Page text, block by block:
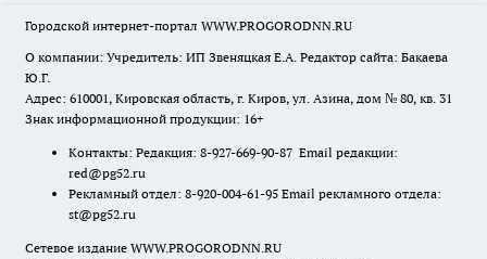
Городской интернет-портал WWW.PROGORODNN.RU
О компании: Учредитель: ИП Звеняцкая Е.А. Редактор сайта: Бакаева
Ю.Г.
Адрес: 610001, Кировская область, г. Киров, ул. Азина, дом № 80, кв. 31
Знак информационной продукции: 16+
Контакты: Редакция: 8-927-669-90-87 Email редакции:
red@pg52.ru
Рекламный отдел: 8-920-004-61-95 Email рекламного отдела:
st@pg52.ru
Сетевое издание WWW.PROGORODNN.RU